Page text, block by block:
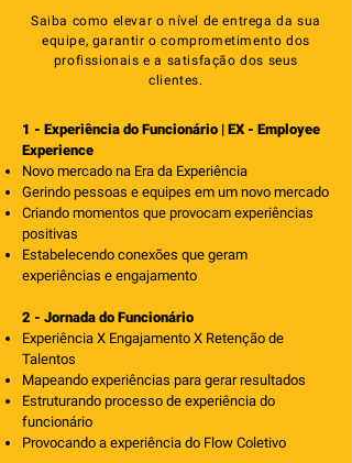
Saiba como elevar o nível de entrega da sua
equipe, garantir o comprometimento dos
profissionais e a satisfação dos seus
clientes.
1 - Experiência do Funcionário | EX - Employee
Experience
Novo mercado na Era da Experiência
Gerindo pessoas e equipes em um novo mercado
Criando momentos que provocam experiências
positivas
Estabelecendo conexões que geram
experiências e engajamento
2 - Jornada do Funcionário
Experiência X Engajamento X Retenção de
Talentos
Mapeando experiências para gerar resultados
Estruturando processo de experiência do
funcionário
Provocando a experiência do Flow Coletivo